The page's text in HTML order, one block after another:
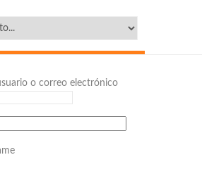
o correo electrónico